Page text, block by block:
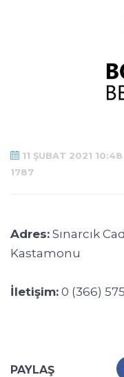
11 ŞUBAT 2021 10:48
1787
Adres: Sınarcık
Kastamonu
İletişim: 0 (366)
PAYLAŞ